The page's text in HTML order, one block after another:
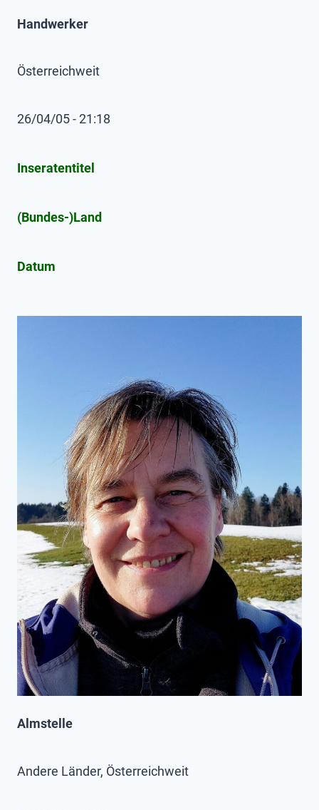
Handwerker
Österreichweit
26/04/05 - 21:18
Inseratentitel
(Bundes-)Land
Datum
Almstelle
Andere Länder, Österreichweit